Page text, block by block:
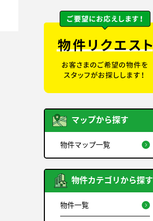
マップから探す
物件マップ一覧
物件カテゴリから探す
物件一覧